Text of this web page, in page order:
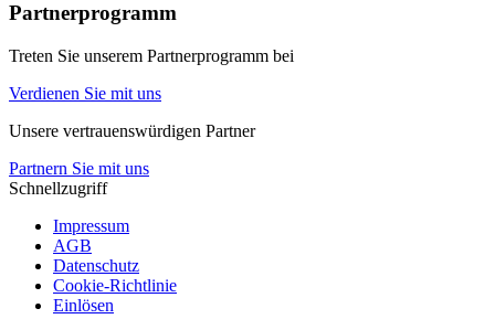
Partnerprogramm
Treten Sie unserem Partnerprogramm bei
Verdienen Sie mit uns
Unsere vertrauenswürdigen Partner
Partnern Sie mit uns
Schnellzugriff
Impressum
AGB
Datenschutz
Cookie-Richtlinie
Einlösen